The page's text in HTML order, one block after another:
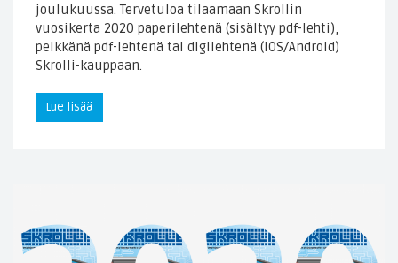
joulukuussa. Tervetuloa tilaamaan Skrollin
vuosikerta 2020 paperilehtenä (sisältyy pdf-lehti),
pelkkänä pdf-lehtenä tai digilehtenä (iOS/Android)
Skrolli-kauppaan.
Lue lisää